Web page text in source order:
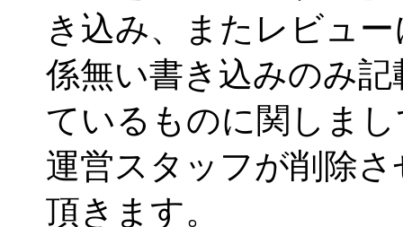
き込み、またレビュー
係無い書き込みのみ記
ているものに関しま
運営スタッフが削除さ
頂きます。